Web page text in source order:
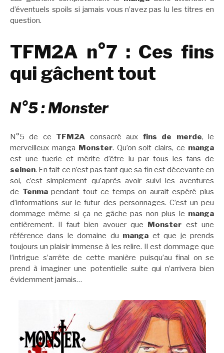
d’éventuels spoils si jamais vous n’avez pas lu les titres en
question.
TFM2A n°7 : Ces fins
qui gâchent tout
N°5 : Monster
N°5 de ce TFM2A consacré aux fins de merde, le
merveilleux manga Monster. Qu’on soit clairs, ce manga
est une tuerie et mérite d’être lu par tous les fans de
seinen. En fait ce n’est pas tant que sa fin est décevante en
soi, c’est simplement qu’après avoir suivi les aventures
de Tenmapendant tout ce temps on aurait espéré plus
d’informations sur le futur des personnages. C’est un peu
dommage même si ça ne gâche pas non plus le manga
entièrement. Il faut bien avouer que
Monster est une
référence dans le domaine du manga et que je prends
toujours un plaisir immense à les relire. Il est dommage que
l’intrigue s’arrête de cette manière puisqu’au final on se
prend à imaginer une potentielle suite qui n’arrivera bien
évidemment jamais…